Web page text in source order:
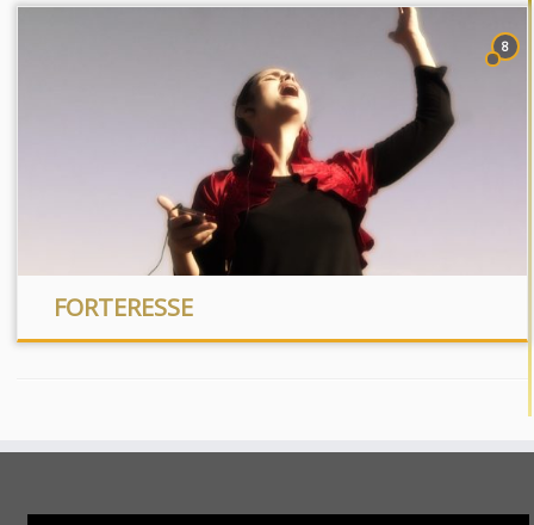
8
FORTERESSE